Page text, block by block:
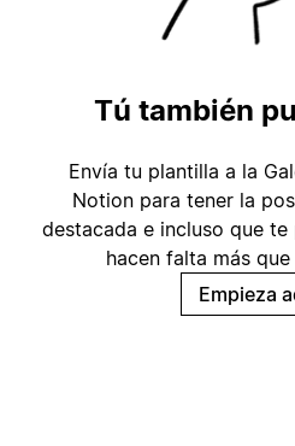
Tú también
Envía tu plantilla a la
Notion para tener la
destacada e incluso que
hacen falta más
Empieza